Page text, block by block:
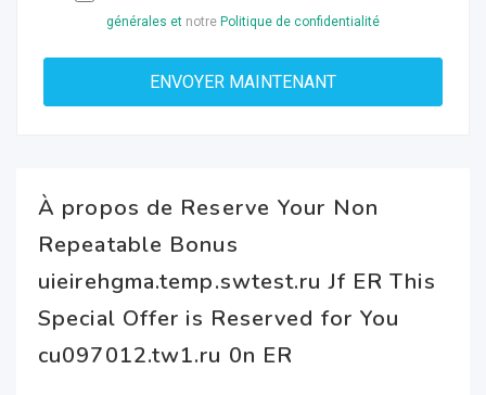
générales et notre Politique de confidentialité
À propos de Reserve Your Non
Repeatable Bonus
uieirehgma.temp.swtest.ru Jf ER This
Special Offer is Reserved for You
cu097012.tw1.ru 0n ER